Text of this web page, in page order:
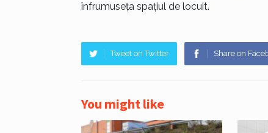
înfrumuseța spațiul de locuit.
Tweet on Twitter Share on
You might like